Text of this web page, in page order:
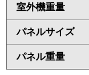
室外機重量
パネルサイズ
パネル重量